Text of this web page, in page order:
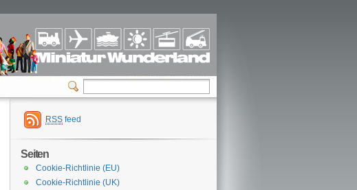
Kanzler;
RSS feed
Seiten
Cookie-Richtlinie (EU)
Cookie-Richtlinie (UK)